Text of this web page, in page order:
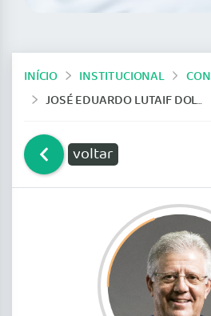
INÍCIO INSTITUCIONAL
JOSÉ EDUARDO LUTAIF DOLCI
voltar